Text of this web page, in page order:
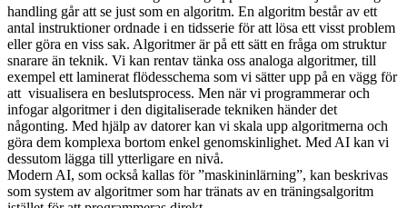
handling går att se just som en algoritm. En algoritm består av ett
antal instruktioner ordnade i en tidsserie för att lösa ett visst problem
eller göra en viss sak. Algoritmer är på ett sätt en fråga om struktur
snarare än teknik. Vi kan rentav tänka oss analoga algoritmer, till
exempel ett laminerat flödesschema som vi sätter upp på en vägg för
att visualisera en beslutsprocess. Men när vi programmerar och
infogar algoritmer i den digitaliserade tekniken händer det
någonting. Med hjälp av datorer kan vi skala upp algoritmerna och
göra dem komplexa bortom enkel genomskinlighet. Med AI kan vi
dessutom lägga till ytterligare en nivå.
Modern AI, som också kallas för ”maskininlärning”, kan beskrivas
som system av algoritmer som har tränats av en träningsalgoritm